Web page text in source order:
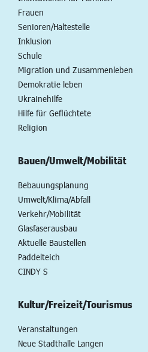
Frauen
Senioren/Haltestelle
Inklusion
Schule
Migration und Zusammenleben
Demokratie leben
Ukrainehilfe
Hilfe für Geflüchtete
Religion
Bauen/Umwelt/Mobilität
Bebauungsplanung
Umwelt/Klima/Abfall
Verkehr/Mobilität
Glasfaserausbau
Aktuelle Baustellen
Paddelteich
CINDY S
Kultur/Freizeit/Tourismus
Veranstaltungen
Neue Stadthalle Langen